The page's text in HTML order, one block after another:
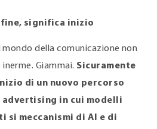
fine, significa inizio
mondo della comunicazione non
Giammai. Sicuramente
di un nuovo percorso
in cui modelli
si meccanismi di AI e di